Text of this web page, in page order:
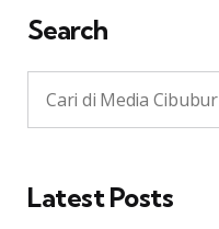
Search
Latest Posts